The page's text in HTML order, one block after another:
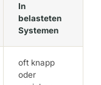
In
belasteten
Systemen
oft knapp
oder